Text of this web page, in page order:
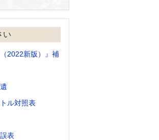
い
（2022新版）』補
ル対照表
表